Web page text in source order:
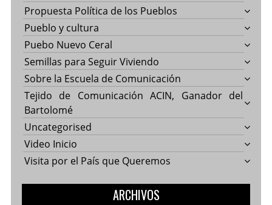
Propuesta Política de los Pueblos
Pueblo y cultura
Puebo Nuevo Ceral
Semillas para Seguir Viviendo
Sobre la Escuela de Comunicación
Tejido de Comunicación ACIN, Ganador del
Bartolomé
Uncategorised
Video Inicio
Visita por el País que Queremos
ARCHIVOS